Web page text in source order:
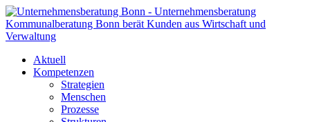
Aktuell
Kompetenzen
Strategien
Menschen
Prozesse